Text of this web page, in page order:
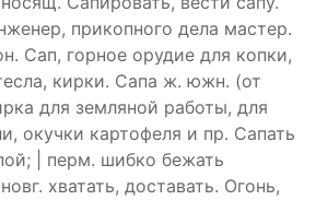
прикопного дела мастер.
Сап, горное орудие для копки,
кирки. Сапа ж. южн. (от
для земляной работы, для
окучки картофеля и пр. Сапать
| перм. шибко бежать
хватать, доставать. Огонь,